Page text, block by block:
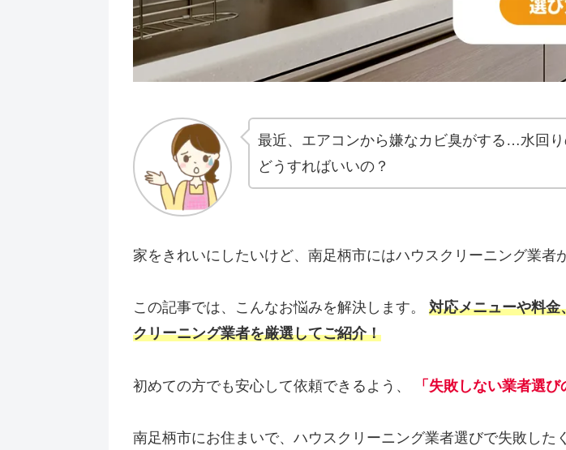
最近、エアコンから嫌なカビ臭がする…水回
どうすればいいの？
家をきれいにしたいけど、南足柄市にはハウスクリーニング業者
この記事では、こんなお悩みを解決します。対応メニューや料
クリーニング業者を厳選してご紹介！
初めての方でも安心して依頼できるよう、 「失敗しない業者選び
南足柄市にお住まいで、ハウスクリーニング業者選びで失敗した